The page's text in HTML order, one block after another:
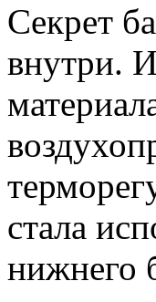
Секрет
внутри.
стала
нижнего